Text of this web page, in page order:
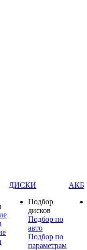
ДИСКИ
Подбор
дисков
Подбор по
авто
Подбор по
параметрам
АКБ